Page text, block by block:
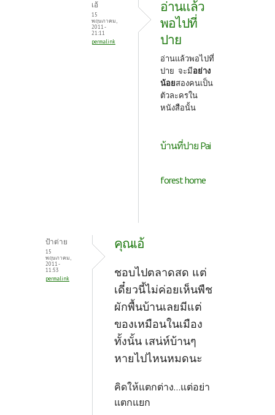
เอ้
15
พฤษภาคม,
2011 -
21:11
permalink
อ่านแล้ว
พอไปที่
ปาย
อ่านแล้วพอไปที่
ปาย จะมีอย่าง
น้อยสองคนเป็น
ตัวละครใน
หนังสือนั้น
บ้านที่ปาย Pai
forest home
ป้าต่าย
15
พฤษภาคม,
2011 -
11:53
permalink
คุณเอ้
ชอบไปตลาดสด แต่
เดี๋ยวนี้ไม่ค่อยเห็นพืช
ผักพื้นบ้านเลยมีแต่
ของเหมือนในเมือง
ทั้งนั้น เสน่ห์บ้านๆ
หายไปไหนหมดนะ
คิดให้แตกต่าง...แต่อย่า
แตกแยก